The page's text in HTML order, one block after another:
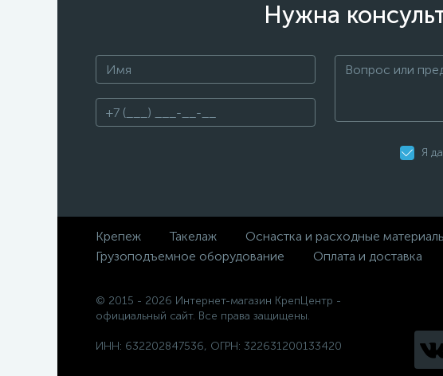
Нужна
Я
Крепеж Такелаж Оснастка и расходные
Грузоподъемное оборудование
Оплата и доставка
© 2015 - 2026 Интернет-магазин КрепЦентр -
официальный сайт. Все права защищены.
ИНН: 632202847536, ОГРН: 322631200133420